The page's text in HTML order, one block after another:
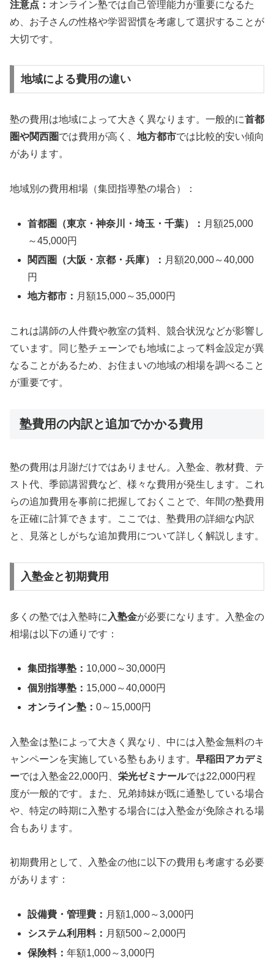
注意点： オンライン塾では自己管理能力が重要になるた
め、お子さんの性格や学習習慣を考慮して選択することが
大切です。
地域による費用の違い
塾の費用は地域によって大きく異なります。一般的に首都
圏や関西圏では費用が高く、 地方都市では比較的安い傾向
があります。
地域別の費用相場（集団指導塾の場合）：
首都圏（東京・神奈川・埼玉・千葉）： 月額25,000
～45,000円
関西圏（大阪・京都・兵庫）： 月額20,000～40,000
円
地方都市： 月額15,000～35,000円
これは講師の人件費や教室の賃料、競合状況などが影響し
ています。同じ塾チェーンでも地域によって料金設定が異
なることがあるため、お住まいの地域の相場を調べること
が重要です。
塾費用の内訳と追加でかかる費用
塾の費用は月謝だけではありません。入塾金、教材費、テ
スト代、季節講習費など、様々な費用が発生します。これ
らの追加費用を事前に把握しておくことで、年間の塾費用
を正確に計算できます。ここでは、塾費用の詳細な内訳
と、見落としがちな追加費用について詳しく解説します。
入塾金と初期費用
多くの塾では入塾時に 入塾金が必要になります。入塾金の
相場は以下の通りです：
集団指導塾： 10,000～30,000円
個別指導塾： 15,000～40,000円
オンライン塾：0～15,000円
入塾金は塾によって大きく異なり、中には入塾金無料のキ
ャンペーンを実施している塾もあります。 早稲田アカデミ
ーでは入塾金22,000円、 栄光ゼミナールでは22,000円程
度が一般的です。また、兄弟姉妹が既に通塾している場合
や、特定の時期に入塾する場合には入塾金が免除される場
合もあります。
初期費用として、入塾金の他に以下の費用も考慮する必要
があります：
設備費・管理費： 月額1,000～3,000円
システム利用料： 月額500～2,000円
保険料：年額1,000～3,000円